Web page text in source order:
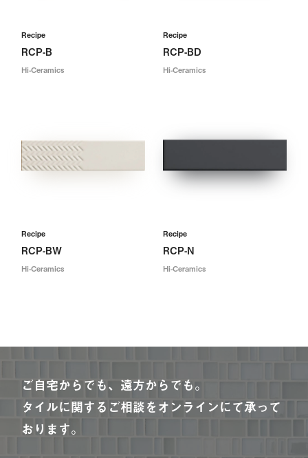
Recipe
RCP-B
Hi-Ceramics
Recipe
RCP-BD
Hi-Ceramics
Recipe
RCP-BW
Hi-Ceramics
Recipe
RCP-N
Hi-Ceramics
ご自宅からでも、遠方からでも。
タイルに関するご相談をオンラインにて承って
おります。